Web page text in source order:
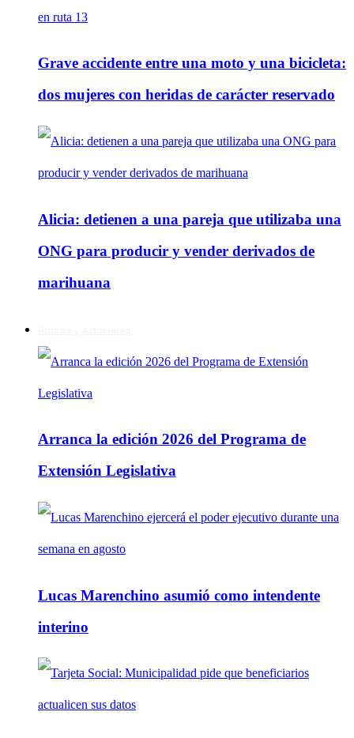
Grave accidente entre una moto y una bicicleta:
dos mujeres con heridas de carácter reservado
Alicia: detienen a una pareja que utilizaba una
ONG para producir y vender derivados de
marihuana
Arranca la edición 2026 del Programa de
Extensión Legislativa
Lucas Marenchino asumió como intendente
interino